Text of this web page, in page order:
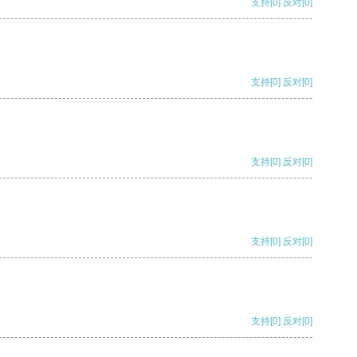
支持 [0] 反对 [0]
支持[0] 反对[0]
支持[0] 反对[0]
支持[0] 反对[0]
支持[0] 反对[0]